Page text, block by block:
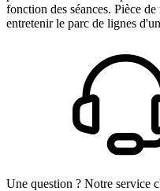
fonction des séances. Pièce
entretenir le parc de lignes
Une question ? Notre service